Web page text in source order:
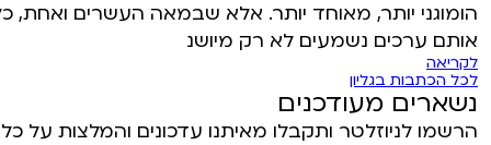
הומוגני יותר, מאוחד יותר. אלא שבמאה העשרים ואחת,
אותם ערכים נשמעים לא רק מיושנ
לקריאה
לכל הכתבות בגליון
נשארים מעודכנים
הרשמו לניוזלטר ותקבלו מאיתנו עדכונים והמלצות על כל